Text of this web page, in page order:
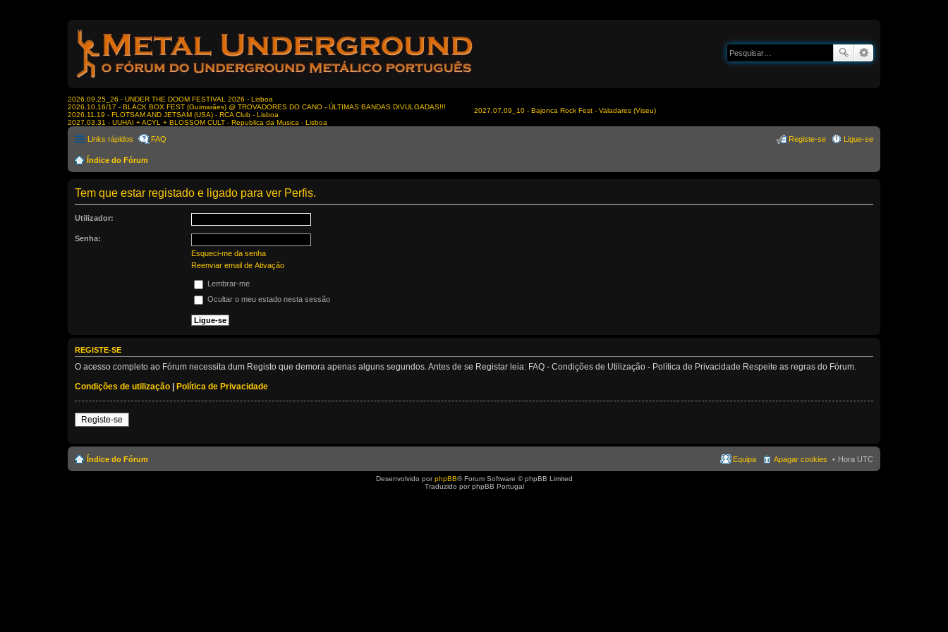
2026.09.25_26 - UNDER THE DOOM FESTIVAL 2026 - Lisboa
2026.10.16/17 - BLACK BOX FEST (Guimarães) @ TROVADORES DO CANO - ÚLTIMAS BANDAS DIVULGADAS!!!
2026.11.19 - FLOTSAM AND JETSAM (USA) - RCA Club - Lisboa
2027.03.31 - UUHAI + ACYL + BLOSSOM CULT - Republica da Musica - Lisboa
2027.07.09_10 - Bajonca Rock Fest - Valadares (Viseu)
Links rápidos FAQ Ligue-se
Registe-se
Índice do Fórum
Tem que estar registado e ligado para ver Perfis.
Utilizador:
Senha:
Esqueci-me da senha
Reenviar email de Ativação
Lembrar-me
Ocultar o meu estado nesta sessão
REGISTE-SE
O acesso completo ao Fórum necessita dum Registo que demora apenas alguns segundos. Antes de se Registar leia: FAQ - Condições de Utilização - Política de Privacidade Respeite as regras do Fórum.
Condições de utilização | Política de Privacidade
Registe-se
Índice do Fórum Hora UTC
Apagar cookies
Equipa
Desenvolvido porphpBB® Forum Software © phpBB Limited
Traduzido por phpBB Portugal